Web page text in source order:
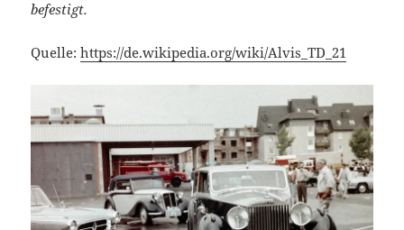
befestigt.
Quelle:https://de.wikipedia.org/wiki/Alvis_TD_21